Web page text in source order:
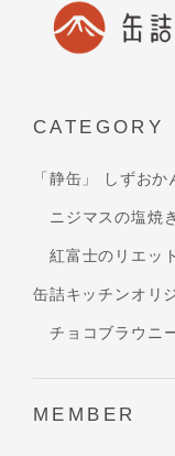
CATEGORY
「静缶」 しずおか
ニジマスの塩焼き
紅富士のリエッ
缶詰キッチンオリ
チョコブラウニ
MEMBER